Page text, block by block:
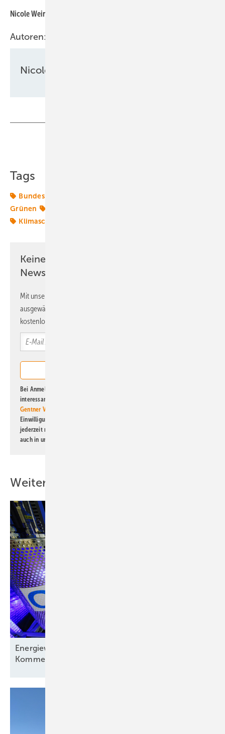
Nicole Weinhold, Chefredakteurin Magazin Erneuerbare Energien
Autoren:
Nicole Weinhold
Tags
Bundespolitik
Grünen
Klimaschutzziele
Keine Zeit? Kein Problem mit dem ERE
Newsletter!
Mit unserem Newsletter erhalten Sie regelmäßig von uns
ausgewählte Informationen und Neuigkeiten, gebündelt und
kostenlos direkt ins Postfach.
Bei Anmeldung zu diesem Newsletter bin ich damit einverstanden, über
interessante Verlags- und Online-Angebote
Gentner Verlag GmbH & Co. KG
Einwilligung kann ich jederzeit widerrufen und eine Abmeldung ist
jederzeit möglich. Informationen zum Umgang mit Daten finden Sie
auch in unserer
Weitere Inhalte
Energiewirtschaft auf der Verliererstraße? – ein
Kommentar